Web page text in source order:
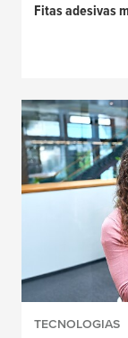
Fitas adesivas
TECNOLOGIAS